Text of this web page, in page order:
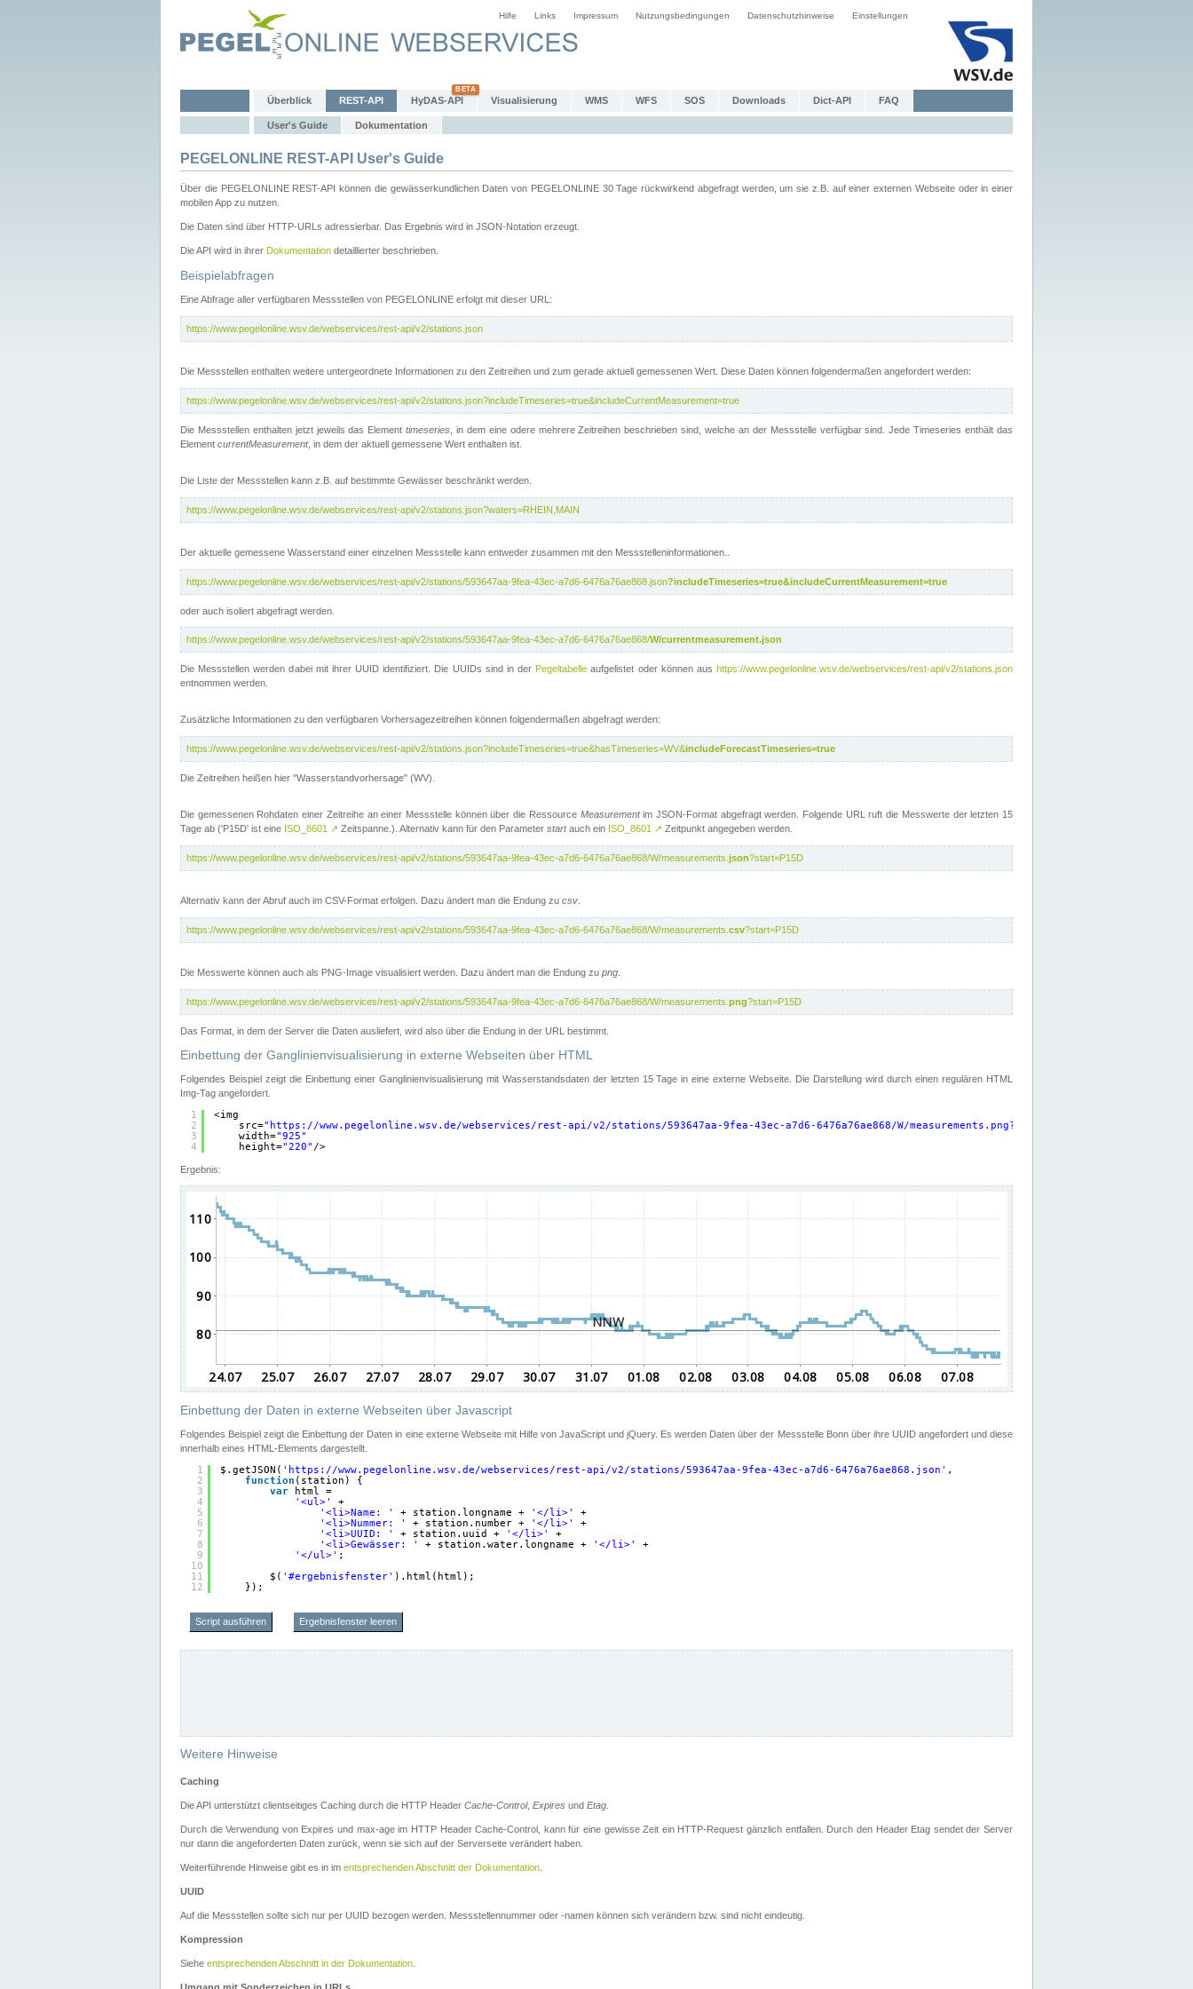
Hilfe Links Impressum Nutzungsbedingungen Datenschutzhinweise Einstellungen
Überblick REST-API HyDAS-API Visualisierung WMS WFS SOS Downloads Dict-API FAQ
User's Guide Dokumentation
PEGELONLINE REST-API User's Guide
Über die PEGELONLINE REST-API können die gewässerkundlichen Daten von PEGELONLINE 30 Tage rückwirkend abgefragt werden, um sie z.B. auf einer externen Webseite oder in einer
mobilen App zu nutzen.
Die Daten sind über HTTP-URLs adressierbar. Das Ergebnis wird in JSON-Notation erzeugt.
Die API wird in ihrer Dokumentation detaillierter beschrieben.
Beispielabfragen
Eine Abfrage aller verfügbaren Messstellen von PEGELONLINE erfolgt mit dieser URL:
https://www.pegelonline.wsv.de/webservices/rest-api/v2/stations.json
Die Messstellen enthalten weitere untergeordnete Informationen zu den Zeitreihen und zum gerade aktuell gemessenen Wert. Diese Daten können folgendermaßen angefordert werden:
https://www.pegelonline.wsv.de/webservices/rest-api/v2/stations.json?includeTimeseries=true&includeCurrentMeasurement=true
Die Messstellen enthalten jetzt jeweils das Elementtimeseries , in dem eine odere mehrere Zeitreihen beschrieben sind, welche an der Messstelle verfügbar sind. Jede Timeseries enthält das
Element currentMeasurement, in dem der aktuell gemessene Wert enthalten ist.
Die Liste der Messstellen kann z.B. auf bestimmte Gewässer beschränkt werden.
https://www.pegelonline.wsv.de/webservices/rest-api/v2/stations.json?waters=RHEIN,MAIN
Der aktuelle gemessene Wasserstand einer einzelnen Messstelle kann entweder zusammen mit den Messstelleninformationen..
https://www.pegelonline.wsv.de/webservices/rest-api/v2/stations/593647aa-9fea-43ec-a7d6-6476a76ae868.json?includeTimeseries=true&includeCurrentMeasurement=true
oder auch isoliert abgefragt werden.
https://www.pegelonline.wsv.de/webservices/rest-api/v2/stations/593647aa-9fea-43ec-a7d6-6476a76ae868/W/currentmeasurement.json
Die Messstellen werden dabei mit ihrer UUID identifiziert. Die UUIDs sind in der Pegeltabelle aufgelistet oder können aushttps://www.pegelonline.wsv.de/webservices/rest-api/v2/stations.json
entnommen werden.
Zusätzliche Informationen zu den verfügbaren Vorhersagezeitreihen können folgendermaßen abgefragt werden:
https://www.pegelonline.wsv.de/webservices/rest-api/v2/stations.json?includeTimeseries=true&hasTimeseries=WV&includeForecastTimeseries=true
Die Zeitreihen heißen hier "Wasserstandvorhersage" (WV).
Die gemessenen Rohdaten einer Zeitreihe an einer Messstelle können über die Ressource Measurementim JSON-Format abgefragt werden. Folgende URL ruft die Messwerte der letzten 15
Tage ab ('P15D' ist eine ISO_8601 ↗ Zeitspanne.). Alternativ kann für den Parameter startauch ein ISO_8601 ↗ Zeitpunkt angegeben werden.
https://www.pegelonline.wsv.de/webservices/rest-api/v2/stations/593647aa-9fea-43ec-a7d6-6476a76ae868/W/measurements. json?start=P15D
Alternativ kann der Abruf auch im CSV-Format erfolgen. Dazu ändert man die Endung zu csv
https://www.pegelonline.wsv.de/webservices/rest-api/v2/stations/593647aa-9fea-43ec-a7d6-6476a76ae868/W/measurements. csv?start=P15D
Die Messwerte können auch als PNG-Image visualisiert werden. Dazu ändert man die Endung zu png
https://www.pegelonline.wsv.de/webservices/rest-api/v2/stations/593647aa-9fea-43ec-a7d6-6476a76ae868/W/measurements. png?start=P15D
Das Format, in dem der Server die Daten ausliefert, wird also über die Endung in der URL bestimmt.
Einbettung der Ganglinienvisualisierung in externe Webseiten über HTML
Folgendes Beispiel zeigt die Einbettung einer Ganglinienvisualisierung mit Wasserstandsdaten der letzten 15 Tage in eine externe Webseite. Die Darstellung wird durch einen regulären HTML
Img-Tag angefordert.
1
2
3
4
<img
src=" https://www.pegelonline.wsv.de/webservices/rest-api/v2/stations/593647aa-9fea-43ec-a7d6-6476a76ae868/W/
width="925"
height="220" />
Ergebnis:
Einbettung der Daten in externe Webseiten über Javascript
Folgendes Beispiel zeigt die Einbettung der Daten in eine externe Webseite mit Hilfe von JavaScript und jQuery. Es werden Daten über der Messstelle Bonn über ihre UUID angefordert und diese
innerhalb eines HTML-Elements dargestellt.
1
2
3
4
5
6
7
8
9
10
11
12
$.getJSON( ' https://www.pegelonline.wsv.de/webservices/rest-api/v2/stations/593647aa-9fea-43ec-a7d6-6476a76ae868.json ' ,
function (station) {
var
html =
'<ul>'
+
'<li>Name: '
+ station.longname + '</li>'
+
'<li>Nummer: '
+ station.number + '</li>'
+
'<li>UUID: '
+ station.uuid + '</li>'
+
'<li>Gewässer: '
+ station.water.longname + '</li>'
+
'</ul>' ;
$( '#ergebnisfenster' ).html(html);
});
Script ausführen Ergebnisfenster leeren
Weitere Hinweise
Caching
Die API unterstützt clientseitiges Caching durch die HTTP Header Cache-Control, Expires und Etag.
Durch die Verwendung von Expires und max-age im HTTP Header Cache-Control, kann für eine gewisse Zeit ein HTTP-Request gänzlich entfallen. Durch den Header Etag sendet der Server
nur dann die angeforderten Daten zurück, wenn sie sich auf der Serverseite verändert haben.
Weiterführende Hinweise gibt es in im entsprechenden Abschnitt der Dokumentation.
UUID
Auf die Messstellen sollte sich nur per UUID bezogen werden. Messstellennummer oder -namen können sich verändern bzw. sind nicht eindeutig.
Kompression
Siehe entsprechenden Abschnitt in der Dokumentation.